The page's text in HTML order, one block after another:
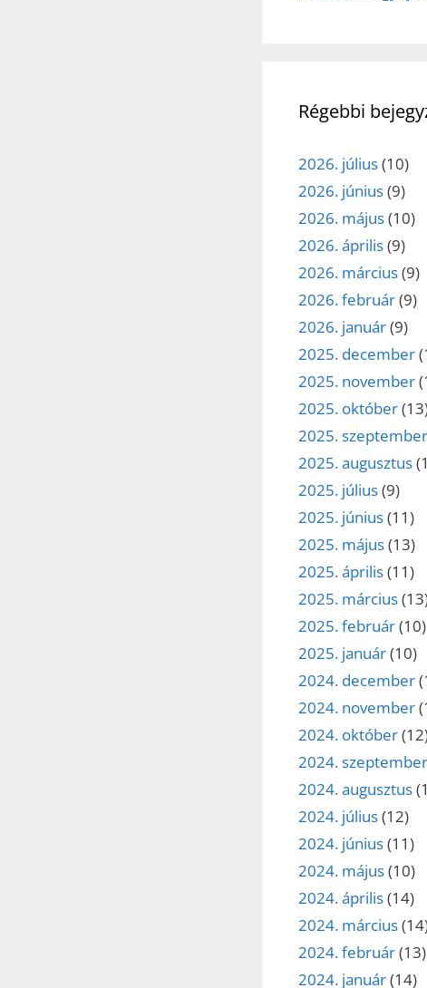
Régebbi
2026. július(10)
2026. június(9)
2026. május(10)
2026. április(9)
2026. március(9)
2026. február(9)
2026. január(9)
2025. december
2025. november
2025. október
2025. szeptember
2025. augusztus
2025. július(9)
2025. június(11)
2025. május(13)
2025. április(11)
2025. március
2025. február(10)
2025. január(10)
2024. december
2024. november
2024. október
2024. szeptember
2024. augusztus
2024. július(12)
2024. június(11)
2024. május(10)
2024. április(14)
2024. március
2024. február(13)
2024. január(14)